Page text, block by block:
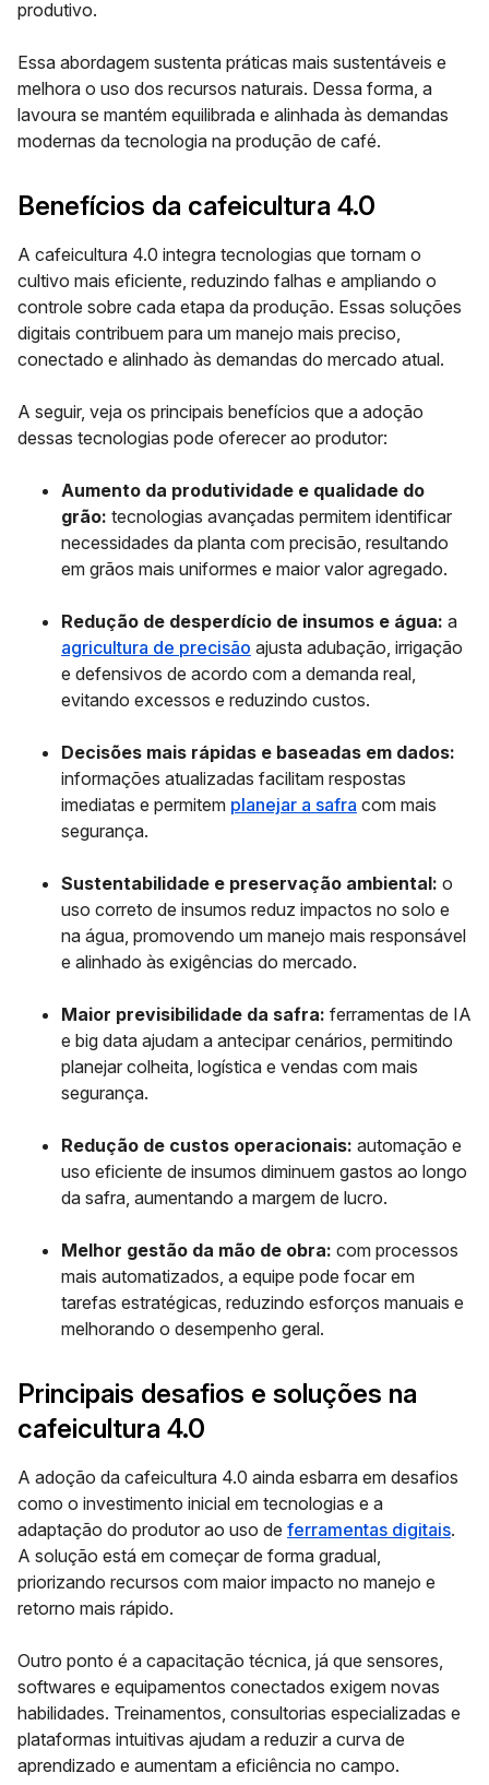
produtivo.
Essa abordagem sustenta práticas mais sustentáveis e
melhora o uso dos recursos naturais. Dessa forma, a
lavoura se mantém equilibrada e alinhada às demandas
modernas da tecnologia na produção de café.
Benefícios da cafeicultura 4.0
A cafeicultura 4.0 integra tecnologias que tornam o
cultivo mais eficiente, reduzindo falhas e ampliando o
controle sobre cada etapa da produção. Essas soluções
digitais contribuem para um manejo mais preciso,
conectado e alinhado às demandas do mercado atual.
A seguir, veja os principais benefícios que a adoção
dessas tecnologias pode oferecer ao produtor:
Aumento da produtividade e qualidade do
grão: tecnologias avançadas permitem identificar
necessidades da planta com precisão, resultando
em grãos mais uniformes e maior valor agregado.
Redução de desperdício de insumos e água: a
agricultura de precisão ajusta adubação, irrigação
e defensivos de acordo com a demanda real,
evitando excessos e reduzindo custos.
Decisões mais rápidas e baseadas em dados:
informações atualizadas facilitam respostas
imediatas e permitem planejar a safra com mais
segurança.
Sustentabilidade e preservação ambiental: o
uso correto de insumos reduz impactos no solo e
na água, promovendo um manejo mais responsável
e alinhado às exigências do mercado.
Maior previsibilidade da safra: ferramentas de IA
e big data ajudam a antecipar cenários, permitindo
planejar colheita, logística e vendas com mais
segurança.
Redução de custos operacionais: automação e
uso eficiente de insumos diminuem gastos ao longo
da safra, aumentando a margem de lucro.
Melhor gestão da mão de obra: com processos
mais automatizados, a equipe pode focar em
tarefas estratégicas, reduzindo esforços manuais e
melhorando o desempenho geral.
Principais desafios e soluções na
cafeicultura 4.0
A adoção da cafeicultura 4.0 ainda esbarra em desafios
como o investimento inicial em tecnologias e a
adaptação do produtor ao uso de ferramentas digitais.
A solução está em começar de forma gradual,
priorizando recursos com maior impacto no manejo e
retorno mais rápido.
Outro ponto é a capacitação técnica, já que sensores,
softwares e equipamentos conectados exigem novas
habilidades. Treinamentos, consultorias especializadas e
plataformas intuitivas ajudam a reduzir a curva de
aprendizado e aumentam a eficiência no campo.